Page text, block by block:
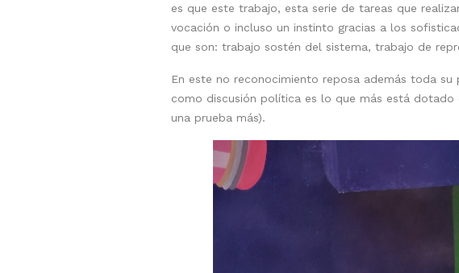
es que este trabajo, esta serie de tareas que
vocación o incluso un instinto gracias a los
que son: trabajo sostén del sistema, trabajo de
En este no reconocimiento reposa además toda
como discusión política es lo que más está
una prueba más).